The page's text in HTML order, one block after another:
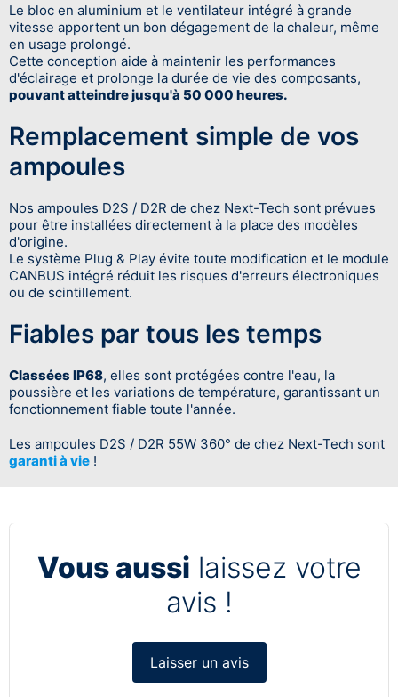
Le bloc en aluminium et le ventilateur intégré à grande
vitesse apportent un bon dégagement de la chaleur, même
en usage prolongé.
Cette conception aide à maintenir les performances
d'éclairage et prolonge la durée de vie des composants,
pouvant atteindre jusqu'à 50 000 heures.
Remplacement simple de vos
ampoules
Nos ampoules D2S / D2R de chez Next-Tech sont prévues
pour être installées directement à la place des modèles
d'origine.
Le système Plug & Play évite toute modification et le module
CANBUS intégré réduit les risques d'erreurs électroniques
ou de scintillement.
Fiables par tous les temps
Classées IP68, elles sont protégées contre l'eau, la
poussière et les variations de température, garantissant un
fonctionnement fiable toute l'année.
Les ampoules D2S / D2R 55W 360° de chez Next-Tech sont
garanti à vie !
Vous aussi laissez votre
avis !
Laisser un avis